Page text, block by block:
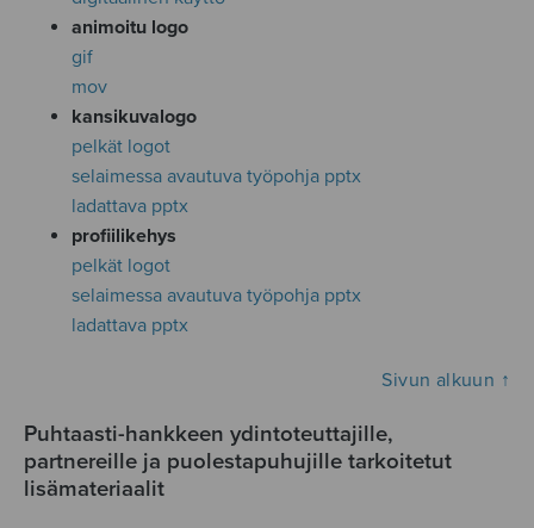
animoitu logo
gif
mov
kansikuvalogo
pelkät logot
selaimessa avautuva työpohja pptx
ladattava pptx
profiilikehys
pelkät logot
selaimessa avautuva työpohja pptx
ladattava pptx
Sivun alkuun ↑
Puhtaasti-hankkeen ydintoteuttajille,
partnereille ja puolestapuhujille tarkoitetut
lisämateriaalit